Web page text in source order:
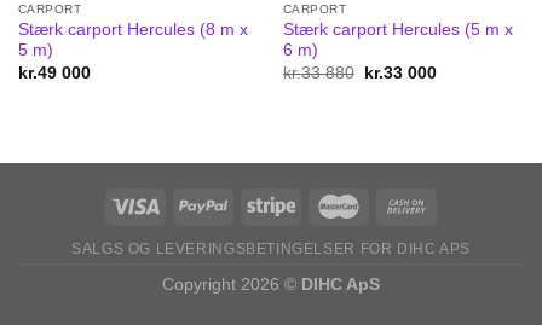
CARPORT
Stærk carport Hercules (8 m x
5 m)
kr.49 000
CARPORT
Stærk carport Hercules (5 m x
6 m)
kr.33 880
Original
kr.33 000Current
SALGS OG LEVERINGSBETINGELSER FOR DIHC APS
Copyright 2026 © DIHC ApS